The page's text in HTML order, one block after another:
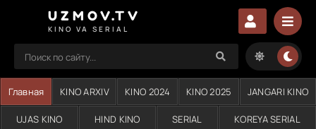
UZMOV.TV
KINO VA SERIAL
Главная KINO ARXIV KINO 2024 KINO 2025 JANGARI KINO
UJAS KINO HIND KINO SERIAL KOREYA SERIAL